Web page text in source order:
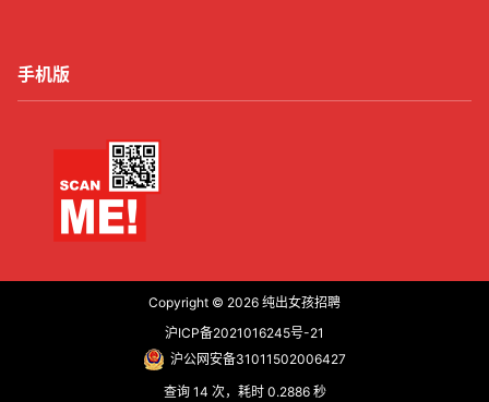
手机版
Copyright © 2026 纯出女孩招聘
沪ICP备2021016245号-21
沪公网安备31011502006427
查询 14 次，耗时 0.2886 秒